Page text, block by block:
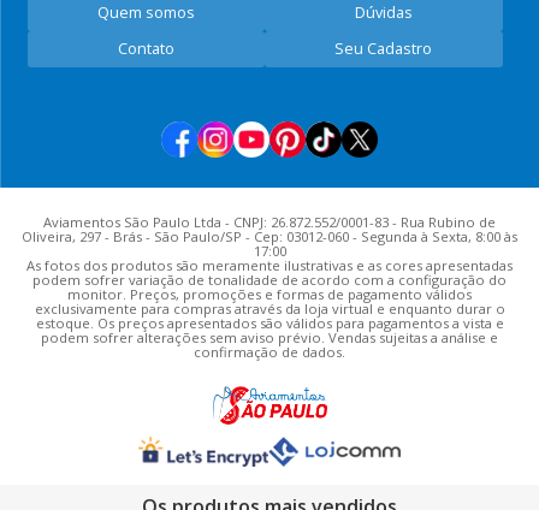
Quem somos
Dúvidas
Contato
Seu Cadastro
Aviamentos São Paulo Ltda - CNPJ: 26.872.552/0001-83 - Rua Rubino de
Oliveira, 297 - Brás - São Paulo/SP - Cep: 03012-060 - Segunda à Sexta, 8:00 às
17:00
As fotos dos produtos são meramente ilustrativas e as cores apresentadas
podem sofrer variação de tonalidade de acordo com a configuração do
monitor. Preços, promoções e formas de pagamento válidos
exclusivamente para compras através da loja virtual e enquanto durar o
estoque. Os preços apresentados são válidos para pagamentos a vista e
podem sofrer alterações sem aviso prévio. Vendas sujeitas a análise e
confirmação de dados.